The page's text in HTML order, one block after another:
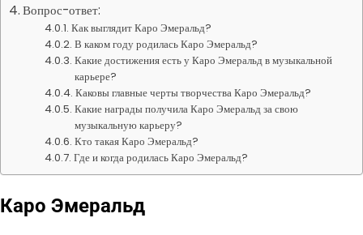
Вопрос-ответ:
Как выглядит Каро Эмеральд?
В каком году родилась Каро Эмеральд?
Какие достижения есть у Каро Эмеральд в музыкальной
карьере?
Каковы главные черты творчества Каро Эмеральд?
Какие награды получила Каро Эмеральд за свою
музыкальную карьеру?
Кто такая Каро Эмеральд?
Где и когда родилась Каро Эмеральд?
Каро Эмеральд